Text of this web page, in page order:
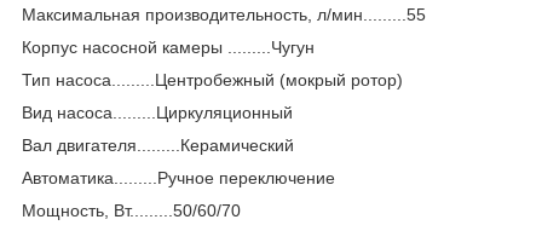
Максимальная производительность, л/мин.........55
Корпус насосной камеры .........Чугун
Тип насоса.........Центробежный (мокрый ротор)
Вид насоса.........Циркуляционный
Вал двигателя.........Керамический
Автоматика.........Ручное переключение
Мощность, Вт.........50/60/70